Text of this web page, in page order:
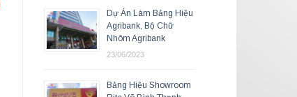
Dự Án Làm Bảng Hiệu
Agribank, Bộ Chữ
Nhôm Agribank
23/06/2023
Bảng Hiệu Showroom